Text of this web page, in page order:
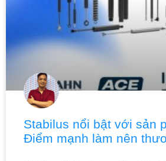
Stabilus nổi bật với sản
Điểm mạnh làm nên